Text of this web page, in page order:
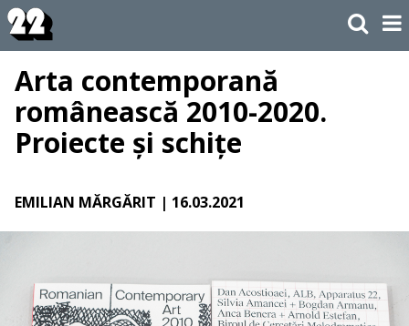
Arta contemporană
românească 2010-2020.
Proiecte și schițe
EMILIAN MĂRGĂRIT | 16.03.2021